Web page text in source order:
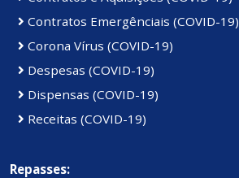
Contratos Emergênciais (COVID-19)
Corona Vírus (COVID-19)
Despesas (COVID-19)
Dispensas (COVID-19)
Receitas (COVID-19)
Repasses: